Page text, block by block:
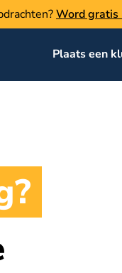
Word gratis
Plaats een